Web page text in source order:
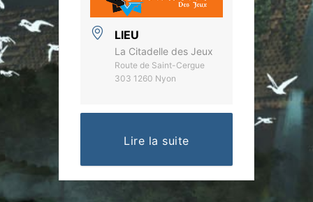
LIEU
La Citadelle des Jeux
Route de Saint-Cergue
303 1260 Nyon
Lire la suite